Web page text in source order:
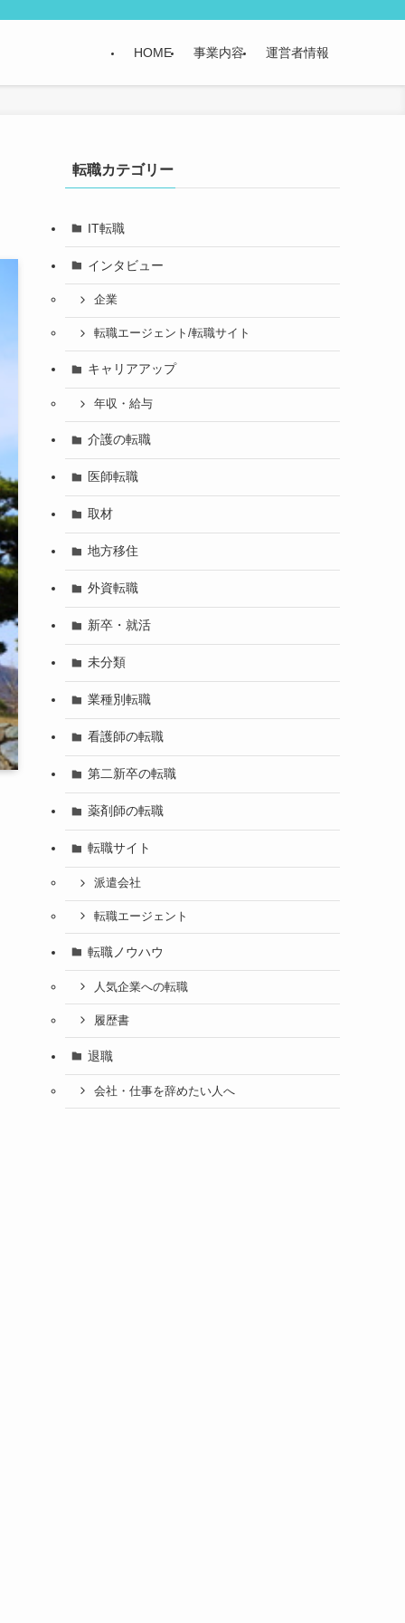
HOME 事業内容 運営者情報
転職カテゴリー
IT転職
インタビュー
企業
転職エージェント/転職サイト
キャリアアップ
年収・給与
介護の転職
医師転職
取材
地方移住
外資転職
新卒・就活
未分類
業種別転職
看護師の転職
第二新卒の転職
薬剤師の転職
転職サイト
派遣会社
転職エージェント
転職ノウハウ
人気企業への転職
履歴書
退職
会社・仕事を辞めたい人へ